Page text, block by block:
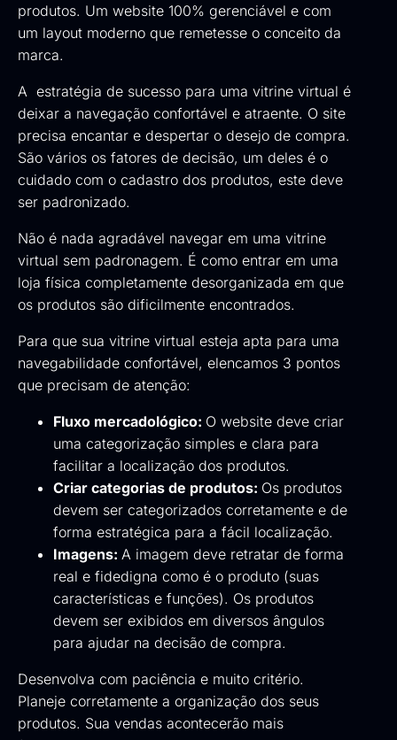
produtos. Um website 100% gerenciável e com
um layout moderno que remetesse o conceito da
marca.
A estratégia de sucesso para uma vitrine virtual é
deixar a navegação confortável e atraente. O site
precisa encantar e despertar o desejo de compra.
São vários os fatores de decisão, um deles é o
cuidado com o cadastro dos produtos, este deve
ser padronizado.
Não é nada agradável navegar em uma vitrine
virtual sem padronagem. É como entrar em uma
loja física completamente desorganizada em que
os produtos são dificilmente encontrados.
Para que sua vitrine virtual esteja apta para uma
navegabilidade confortável, elencamos 3 pontos
que precisam de atenção:
Fluxo mercadológico: O website deve criar
uma categorização simples e clara para
facilitar a localização dos produtos.
Criar categorias de produtos: Os produtos
devem ser categorizados corretamente e de
forma estratégica para a fácil localização.
Imagens: A imagem deve retratar de forma
real e fidedigna como é o produto (suas
características e funções). Os produtos
devem ser exibidos em diversos ângulos
para ajudar na decisão de compra.
Desenvolva com paciência e muito critério.
Planeje corretamente a organização dos seus
produtos. Sua vendas acontecerão mais